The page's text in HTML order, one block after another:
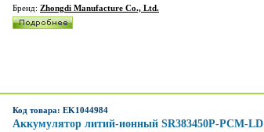
Бренд: Zhongdi Manufacture Co., Ltd.
Код товара: EK1044984
Аккумулятор литий-ионный SR383450P-PCM-LD